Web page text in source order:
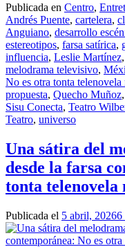
Publicada en Centro,
Andrés Puente, cartelera,
Anguiano, desarrollo
estereotipos, farsa satírica,
influencia, Leslie Martínez,
melodrama televisivo,
No es otra tonta telenovela
propuesta, Quecho Muñoz,
Sisu Conecta, Teatro
Teatro, universo
Una sátira del
desde la farsa
tonta telenovela
Publicada el 5 abril, 20266